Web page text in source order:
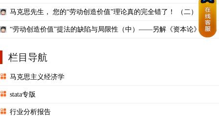
马克思先生， 您的“劳动创造价值”理论真的完全错了！ （二）
“劳动创造价值”提法的缺陷与局限性（中）——另解《资本论》（4
栏目导航
马克思主义经济学
stata专版
行业分析报告